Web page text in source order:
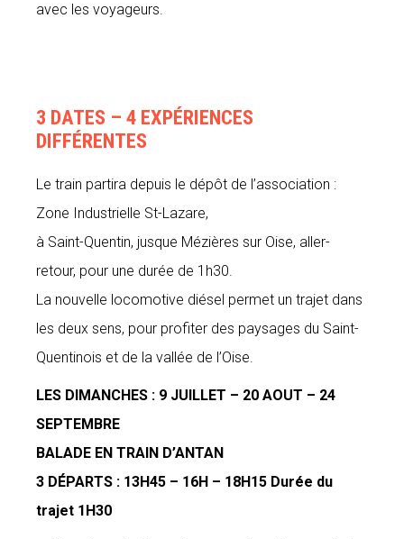
avec les voyageurs.
3 DATES – 4 EXPÉRIENCES
DIFFÉRENTES
Le train partira depuis le dépôt de l’association :
Zone Industrielle St-Lazare,
à Saint-Quentin, jusque Mézières sur Oise, aller-
retour, pour une durée de 1h30.
La nouvelle locomotive diésel permet un trajet dans
les deux sens, pour profiter des paysages du Saint-
Quentinois et de la vallée de l’Oise.
LES DIMANCHES : 9 JUILLET – 20 AOUT – 24
SEPTEMBRE
BALADE EN TRAIN D’ANTAN
3 DÉPARTS : 13H45 – 16H – 18H15 Durée du
trajet 1H30